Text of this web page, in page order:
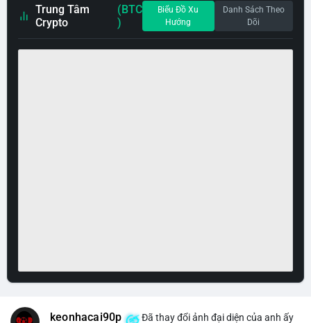
Trung Tâm
Crypto
(BTC
)
Biểu Đồ Xu
Hướng
Danh Sách Theo
Dõi
keonhacai90p Đã thay đổi ảnh đại diện của anh ấy